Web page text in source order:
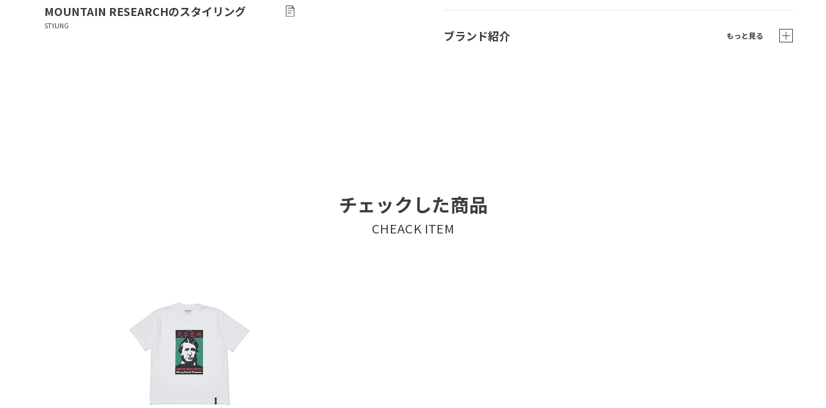
MOUNTAIN RESEARCHのスタイリング
ブランド紹介 もっと見る
チェックした商品